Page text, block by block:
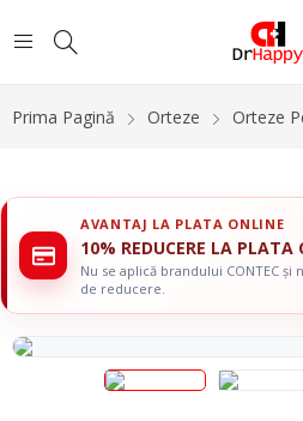
Prima Pagină Orteze Orteze
AVANTAJ LA PLATA ONLINE
10% REDUCERE LA PLATA
Nu se aplică brandului CONTEC
de reducere.